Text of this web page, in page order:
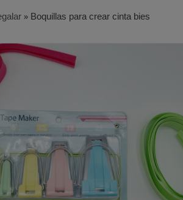
»Boquillas para crear cinta bies